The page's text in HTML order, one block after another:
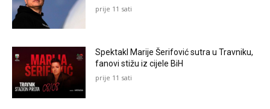
prije 11 sati
Spektakl Marije Šerifović sutra u Travniku,
fanovi stižu iz cijele BiH
prije 11 sati